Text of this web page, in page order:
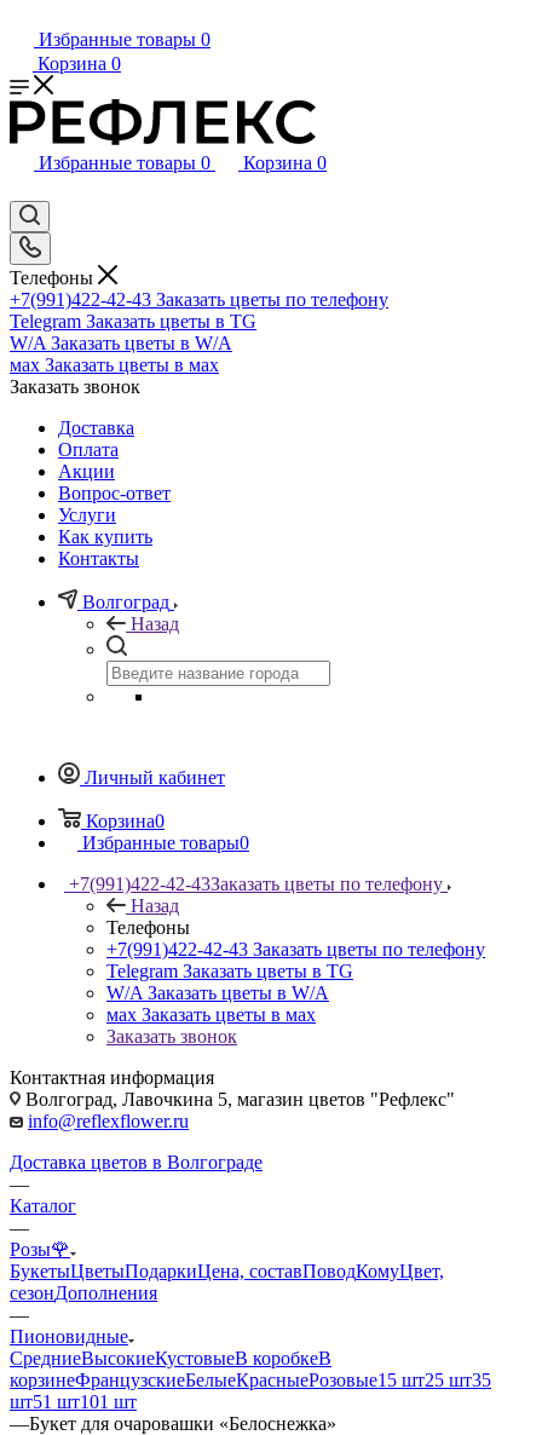
Избранные товары 0
Корзина 0
Избранные товары 0 Корзина 0
Телефоны
+7(991)422-42-43 Заказать цветы по телефону
Telegram Заказать цветы в TG
W/A Заказать цветы в W/A
мах Заказать цветы в мах
Заказать звонок
Доставка
Оплата
Акции
Вопрос-ответ
Услуги
Как купить
Контакты
Волгоград
Назад
Личный кабинет
Корзина0
Избранные товары0
+7(991)422-42-43Заказать цветы по телефону
Назад
Телефоны
+7(991)422-42-43 Заказать цветы по телефону
Telegram Заказать цветы в TG
W/A Заказать цветы в W/A
мах Заказать цветы в мах
Заказать звонок
Контактная информация
Волгоград, Лавочкина 5, магазин цветов "Рефлекс"
info@reflexflower.ru
Доставка цветов в Волгограде
—
Каталог
—
Розы🌹
БукетыЦветыПодаркиЦена, составПоводКомуЦвет,
сезонДополнения
—
Пионовидные
СредниеВысокиеКустовыеВ коробкеВ
корзинеФранцузскиеБелыеКрасныеРозовые15 шт25 шт35
шт51 шт101 шт
—Букет для очаровашки «Белоснежка»